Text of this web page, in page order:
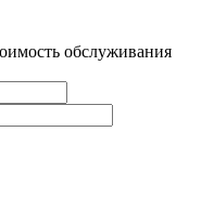
обслуживания